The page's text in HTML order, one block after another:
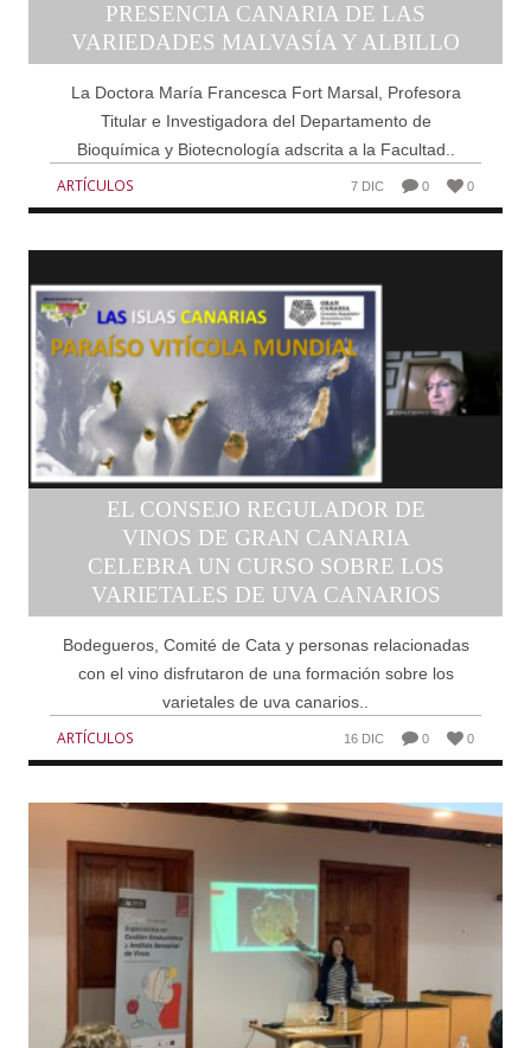
PRESENCIA CANARIA DE LAS
VARIEDADES MALVASÍA Y ALBILLO
La Doctora María Francesca Fort Marsal, Profesora
Titular e Investigadora del Departamento de
Bioquímica y Biotecnología adscrita a la Facultad..
ARTÍCULOS 7 DIC 0 0
EL CONSEJO REGULADOR DE
VINOS DE GRAN CANARIA
CELEBRA UN CURSO SOBRE LOS
VARIETALES DE UVA CANARIOS
Bodegueros, Comité de Cata y personas relacionadas
con el vino disfrutaron de una formación sobre los
varietales de uva canarios..
ARTÍCULOS 16 DIC 0 0